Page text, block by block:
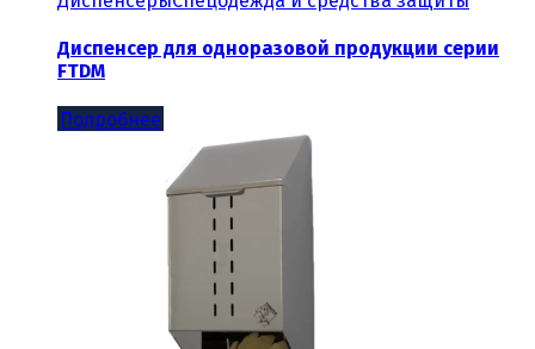
Диспенсер для одноразовой продукции серии
FTDM
Подробнее